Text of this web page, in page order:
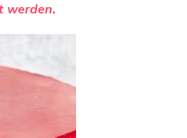
werden.